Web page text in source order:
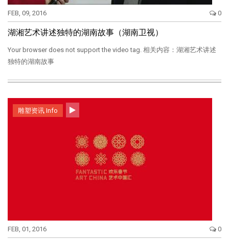
FEB, 09, 2016 0
湖湘艺术讲述独特的湖南故事（湖南卫视）
Your browser does not support the video tag. 相关内容：湖湘艺术讲述
独特的湖南故事
雕塑资讯 Info
FEB, 01, 2016 0